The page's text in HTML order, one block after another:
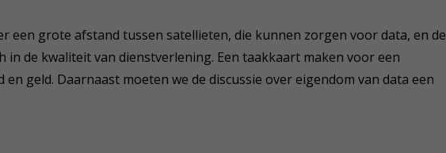
een grote afstand tussen satellieten, die kunnen zorgen voor data, en de
in de kwaliteit van dienstverlening. Een taakkaart maken voor een
geld. Daarnaast moeten we de discussie over eigendom van data een